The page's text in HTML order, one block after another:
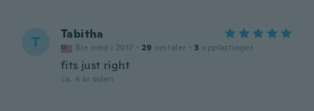
T Tabitha
Ble med i 2017 · 29 omtaler · 3 opplastinger
fits just right
ca. 4 år siden